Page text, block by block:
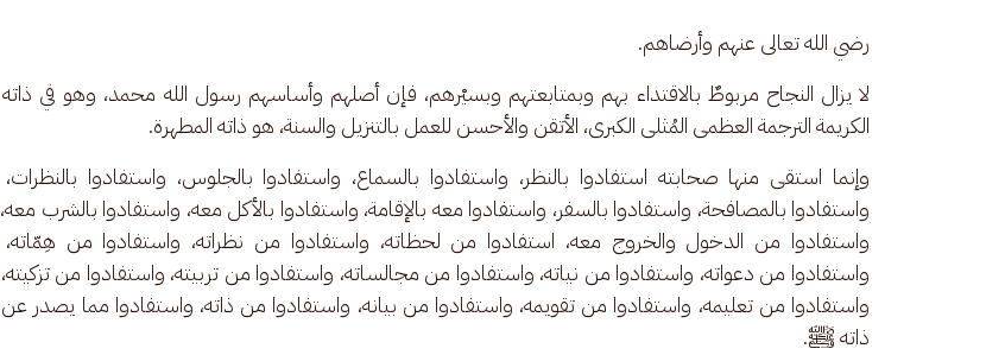
رضي الله تعالى عنهم وأرضاهم.
لا يزال النجاح مربوطٌ بالاقتداء بهم وبمتابعتهم وبسيْرهم، فإن أصلهم وأساسهم رسول الله محمد، وهو في ذاته
الكريمة الترجمة العظمى المُثلى الكبرى، الأتقن والأحسن للعمل بالتنزيل والسنة، هو ذاته المطهرة.
وإنما استقى منها صحابته استفادوا بالنظر، واستفادوا بالسماع، واستفادوا بالجلوس، واستفادوا بالنظرات،
واستفادوا بالمصافحة، واستفادوا بالسفر، واستفادوا معه بالإقامة، واستفادوا بالأكل معه، واستفادوا بالشرب معه،
واستفادوا من الدخول والخروج معه، استفادوا من لحظاته، واستفادوا من نظراته، واستفادوا من هِمّاته،
واستفادوا من دعواته، واستفادوا من نياته، واستفادوا من مجالساته، واستفادوا من تربيته، واستفادوا من تزكيته،
واستفادوا من تعليمه، واستفادوا من تقويمه، واستفادوا من بيانه، واستفادوا من ذاته، واستفادوا مما يصدر عن
ذاته ﷺ.